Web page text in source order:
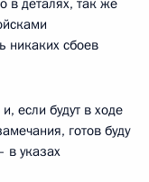
никаких сбоев
если будут в ходе
готов буду
в указах